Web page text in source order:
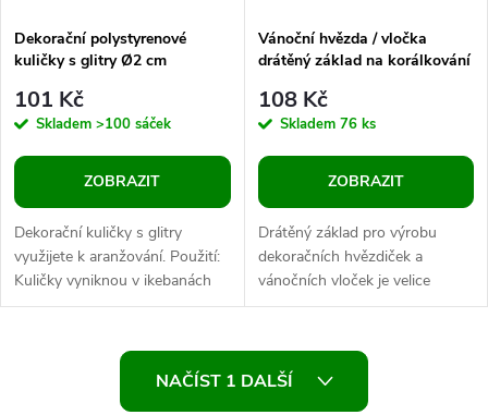
Dekorační polystyrenové
kuličky s glitry Ø2 cm
101 Kč
Skladem >100 sáček
ZOBRAZIT
Dekorační kuličky s glitry
využijete k aranžování. Použití:
Kuličky vyniknou v ikebanách
nebo na vánočních věncích, kde
Vánoční hvězda / vločka
drátěný základ na korálkování
108 Kč
Skladem 76 ks
ZOBRAZIT
Drátěný základ pro výrobu
dekoračních hvězdiček a
vánočních vloček je velice
kvalitní, pevný, z nerezové oceli.
NAČÍST 1 DALŠÍ